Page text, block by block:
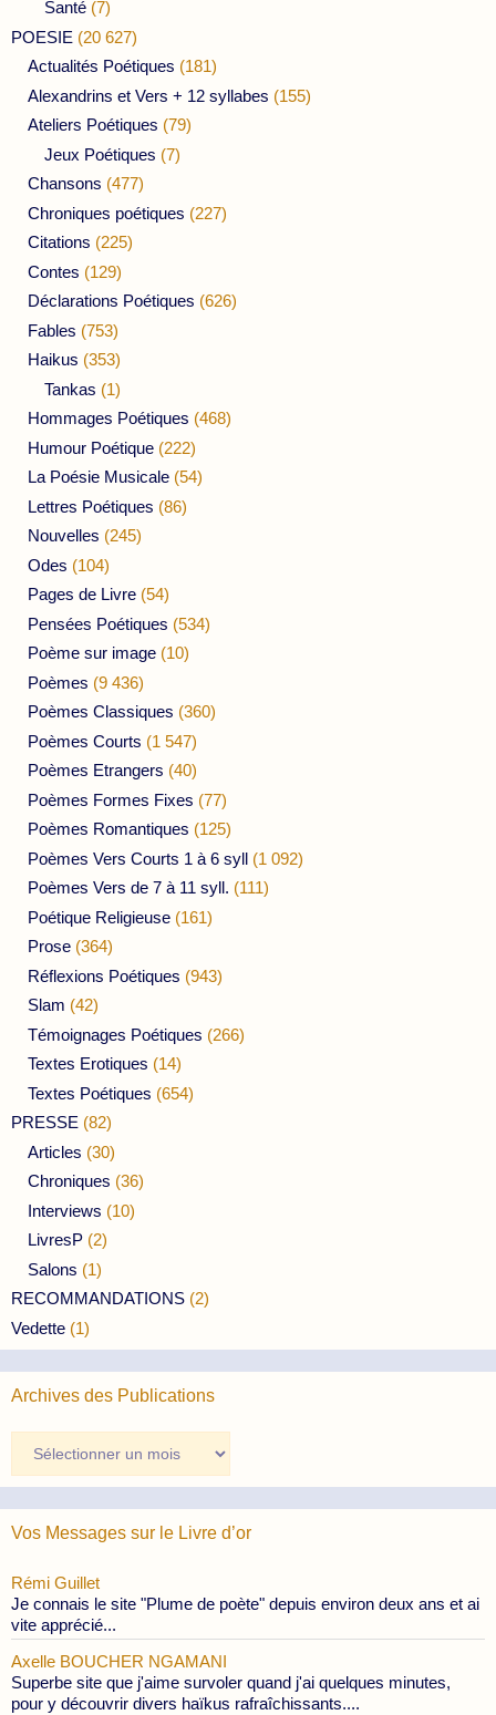
Santé (7)
POESIE (20 627)
Actualités Poétiques (181)
Alexandrins et Vers + 12 syllabes (155)
Ateliers Poétiques (79)
Jeux Poétiques (7)
Chansons (477)
Chroniques poétiques (227)
Citations (225)
Contes (129)
Déclarations Poétiques (626)
Fables (753)
Haikus (353)
Tankas (1)
Hommages Poétiques (468)
Humour Poétique (222)
La Poésie Musicale (54)
Lettres Poétiques (86)
Nouvelles (245)
Odes (104)
Pages de Livre (54)
Pensées Poétiques (534)
Poème sur image (10)
Poèmes (9 436)
Poèmes Classiques (360)
Poèmes Courts (1 547)
Poèmes Etrangers (40)
Poèmes Formes Fixes (77)
Poèmes Romantiques (125)
Poèmes Vers Courts 1 à 6 syll (1 092)
Poèmes Vers de 7 à 11 syll. (111)
Poétique Religieuse (161)
Prose (364)
Réflexions Poétiques (943)
Slam (42)
Témoignages Poétiques (266)
Textes Erotiques (14)
Textes Poétiques (654)
PRESSE (82)
Articles (30)
Chroniques (36)
Interviews (10)
LivresP (2)
Salons (1)
RECOMMANDATIONS (2)
Vedette (1)
Archives des Publications
des
Publications
Vos Messages sur le Livre d’or
Rémi Guillet
Je connais le site "Plume de poète" depuis environ deux ans et ai
vite apprécié...
Axelle BOUCHER NGAMANI
Superbe site que j'aime survoler quand j'ai quelques minutes,
pour y découvrir divers haïkus rafraîchissants....